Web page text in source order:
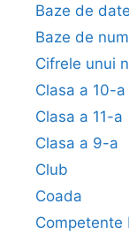
Baze de date
Baze de
Cifrele unui
Clasa a 10-a
Clasa a 11-a
Clasa a 9-a
Club
Coada
Competente